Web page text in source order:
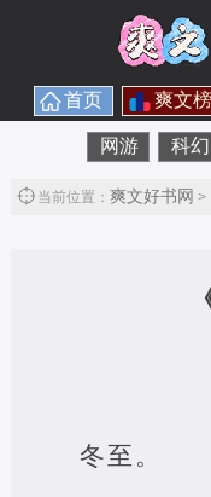
首页 爽文榜
网游 科幻
当前位置： 爽文好书网 >
冬至。